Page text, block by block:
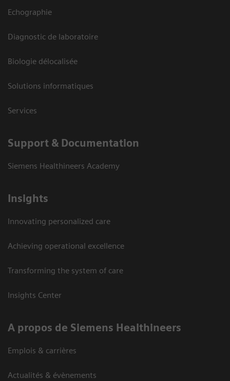
Echographie
Diagnostic de laboratoire
Biologie délocalisée
Solutions informatiques
Services
Support & Documentation
Siemens Healthineers Academy
Insights
Innovating personalized care
Achieving operational excellence
Transforming the system of care
Insights Center
A propos de Siemens Healthineers
Emplois & carrières
Actualités & évènements